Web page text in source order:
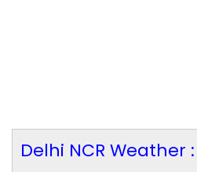
Delhi NCR Weather